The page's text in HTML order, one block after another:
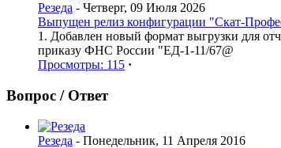
Резеда - Четверг, 09 Июля 2026
Выпущен релиз конфигурации "Скат-
1. Добавлен новый формат выгрузки для
приказу ФНС России "ЕД-1-11/67@
Просмотры: 115 ·
Вопрос / Ответ
Резеда - Понедельник, 11 Апреля 2016